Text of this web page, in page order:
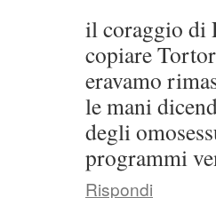
il coraggio di
copiare
eravamo
le mani
degli
programmi
Rispondi